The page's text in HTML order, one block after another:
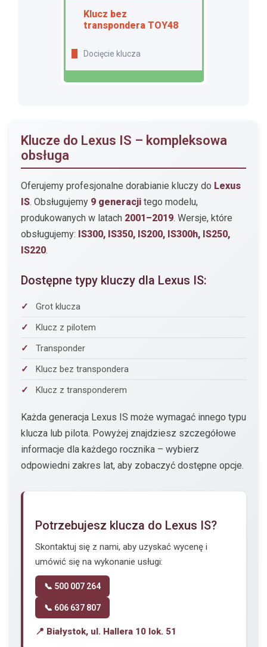
Klucz bez
transpondera TOY48
Docięcie klucza
Klucze do Lexus IS – kompleksowa
obsługa
Oferujemy profesjonalne dorabianie kluczy do Lexus
IS. Obsługujemy 9 generacji tego modelu,
produkowanych w latach 2001–2019. Wersje, które
obsługujemy: IS300, IS350, IS200, IS300h, IS250,
IS220.
Dostępne typy kluczy dla Lexus IS:
Grot klucza
Klucz z pilotem
Transponder
Klucz bez transpondera
Klucz z transponderem
Każda generacja Lexus IS może wymagać innego typu
klucza lub pilota. Powyżej znajdziesz szczegółowe
informacje dla każdego rocznika – wybierz
odpowiedni zakres lat, aby zobaczyć dostępne opcje.
Potrzebujesz klucza do Lexus IS?
Skontaktuj się z nami, aby uzyskać wycenę i
umówić się na wykonanie usługi:
📞 500 007 264
📞 606 637 807
📍 Białystok, ul. Hallera 10 lok. 51